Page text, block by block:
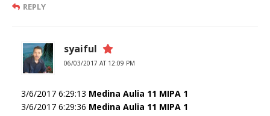
REPLY
syaiful
06/03/2017 AT 12:09 PM
3/6/2017 6:29:13 Medina Aulia 11 MIPA 1
3/6/2017 6:29:36 Medina Aulia 11 MIPA 1